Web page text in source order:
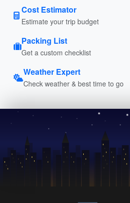
Cost Estimator
Estimate your trip budget
Packing List
Get a custom checklist
Weather Expert
Check weather & best time to go